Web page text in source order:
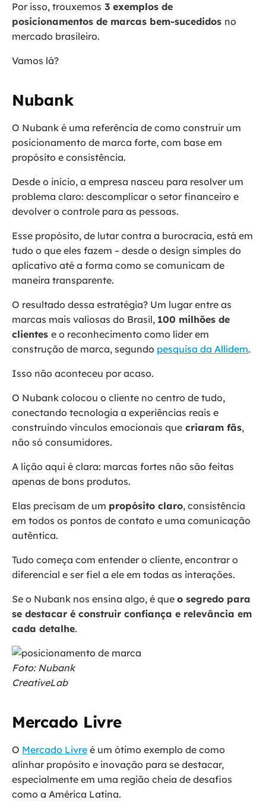
Por isso, trouxemos 3 exemplos de
posicionamentos de marcas bem-sucedidos no
mercado brasileiro.
Vamos lá?
Nubank
O Nubank é uma referência de como construir um
posicionamento de marca forte, com base em
propósito e consistência.
Desde o início, a empresa nasceu para resolver um
problema claro: descomplicar o setor financeiro e
devolver o controle para as pessoas.
Esse propósito, de lutar contra a burocracia, está em
tudo o que eles fazem – desde o design simples do
aplicativo até a forma como se comunicam de
maneira transparente.
O resultado dessa estratégia? Um lugar entre as
marcas mais valiosas do Brasil, 100 milhões de
clientes e o reconhecimento como líder em
construção de marca, segundo pesquisa da Allídem.
Isso não aconteceu por acaso.
O Nubank colocou o cliente no centro de tudo,
conectando tecnologia a experiências reais e
construindo vínculos emocionais que criaram fãs,
não só consumidores.
A lição aqui é clara: marcas fortes não são feitas
apenas de bons produtos.
Elas precisam de um propósito claro, consistência
em todos os pontos de contato e uma comunicação
autêntica.
Tudo começa com entender o cliente, encontrar o
diferencial e ser fiel a ele em todas as interações.
Se o Nubank nos ensina algo, é que o segredo para
se destacar é construir confiança e relevância em
cada detalhe.
Foto: Nubank
CreativeLab
Mercado Livre
O Mercado Livre é um ótimo exemplo de como
alinhar propósito e inovação para se destacar,
especialmente em uma região cheia de desafios
como a América Latina.